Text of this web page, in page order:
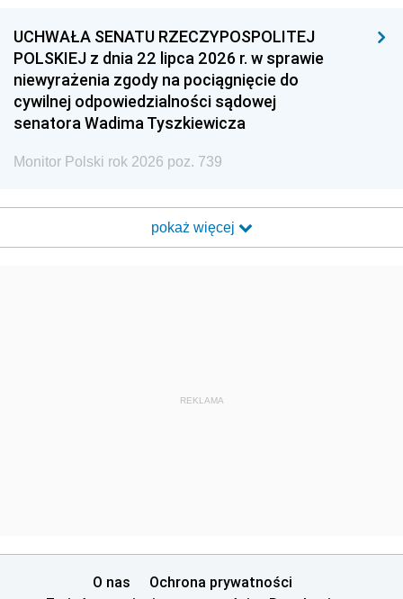
UCHWAŁA SENATU RZECZYPOSPOLITEJ
POLSKIEJ z dnia 22 lipca 2026 r. w sprawie
niewyrażenia zgody na pociągnięcie do
cywilnej odpowiedzialności sądowej
senatora Wadima Tyszkiewicza
Monitor Polski rok 2026 poz. 739
pokaż więcej
REKLAMA
O nas
Ochrona prywatności